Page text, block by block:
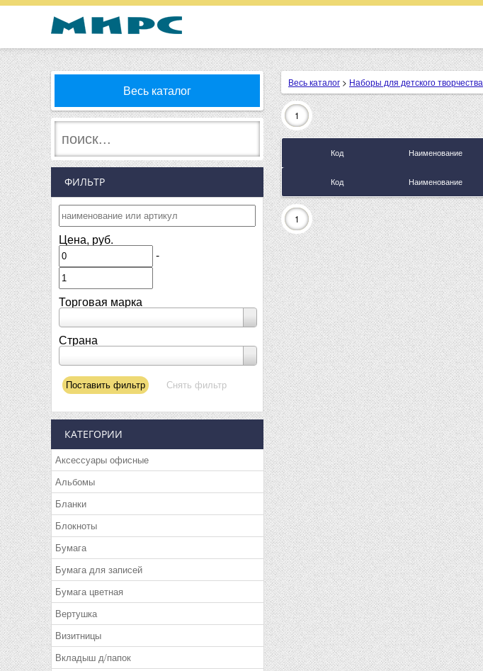
Весь каталог
ФИЛЬТР
Цена, руб.
-
Торговая марка
Страна
КАТЕГОРИИ
Аксессуары офисные
Альбомы
Бланки
Блокноты
Бумага
Бумага для записей
Бумага цветная
Вертушка
Визитницы
Вкладыш д/папок
Весь каталог > Наборы для детского творчества
1
Код Наименование
Код Наименование
1